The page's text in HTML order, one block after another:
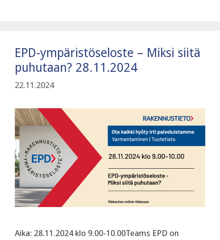
EPD-ympäristöseloste – Miksi siitä
puhutaan? 28.11.2024
22.11.2024
Aika: 28.11.2024 klo 9.00-10.00Teams EPD on